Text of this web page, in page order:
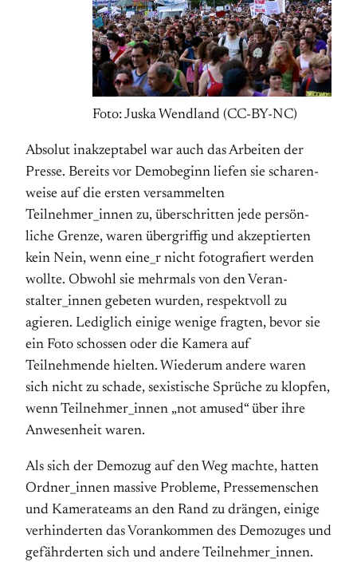
Foto: Juska Wendland (CC-BY-NC)
Absolut inakzeptabel war auch das Arbeiten der
Presse. Bereits vor Demo­beginn liefen sie scharen­
weise auf die ersten versammelten
Teilnehmer_innen zu, über­schritten jede persön­
liche Grenze, waren übergriffig und akzeptierten
kein Nein, wenn eine_r nicht fotografiert werden
wollte. Obwohl sie mehrmals von den Veran­
stalter_innen gebeten wurden, respektvoll zu
agieren. Lediglich einige wenige fragten, bevor sie
ein Foto schossen oder die Kamera auf
Teilnehmende hielten. Wiederum andere waren
sich nicht zu schade, sexistische Sprüche zu klopfen,
wenn Teilnehmer_innen „not amused“ über ihre
Anwesenheit waren.
Als sich der Demozug auf den Weg machte, hatten
Ordner_innen massive Probleme, Pressemenschen
und Kamerateams an den Rand zu drängen, einige
verhinderten das Vorankommen des Demozuges und
gefährderten sich und andere Teilnehmer_innen.